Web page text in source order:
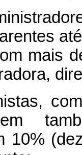
mais
10%